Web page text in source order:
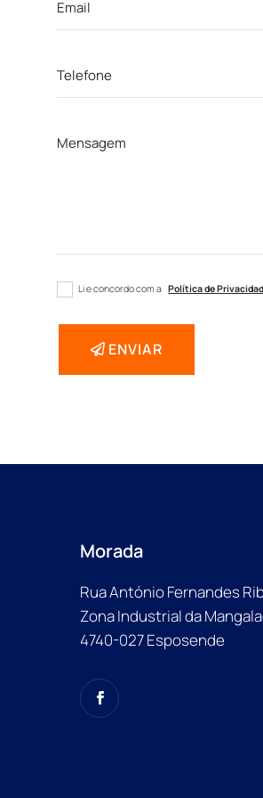
Li e concordo com a Política de
ENVIAR
Morada
Rua António Fernandes
Zona Industrial da
4740-027 Esposende